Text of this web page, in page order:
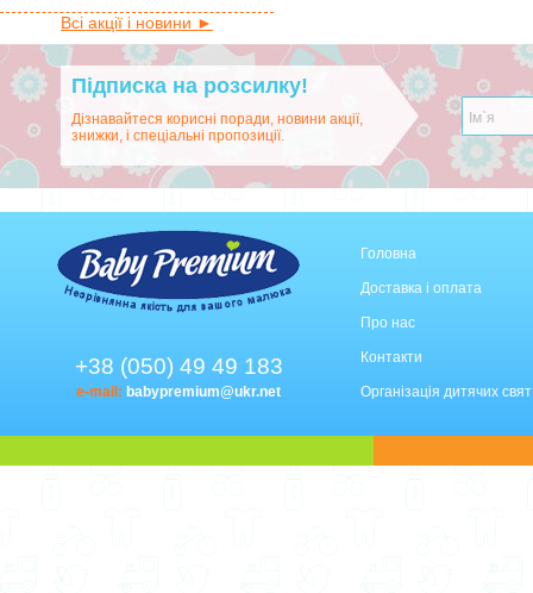
Всі акції і новини ►
Підписка на розсилку!
Дізнавайтеся корисні поради, новини акції,
знижки, і спеціальні пропозиції.
+38 (050) 49 49 183
e-mail: babypremium@ukr.net
Головна
Доставка і оплата
Про нас
Контакти
Організація дитячих свят